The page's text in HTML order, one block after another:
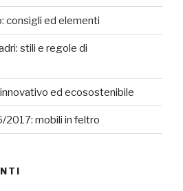
consigli ed elementi
stili e regole di
ed ecosostenibile
2017: mobili in feltro